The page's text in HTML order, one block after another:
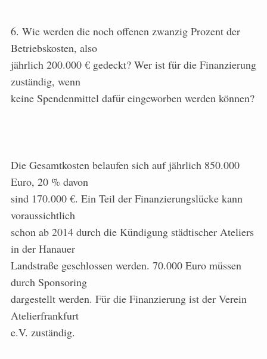
6. Wie werden die noch offenen zwanzig Prozent der
Betriebskosten, also
jährlich 200.000 € gedeckt? Wer ist für die Finanzierung
zuständig, wenn
keine Spendenmittel dafür eingeworben werden können?
Die Gesamtkosten belaufen sich auf jährlich 850.000
Euro, 20 % davon
sind 170.000 €. Ein Teil der Finanzierungslücke kann
voraussichtlich
schon ab 2014 durch die Kündigung städtischer Ateliers
in der Hanauer
Landstraße geschlossen werden. 70.000 Euro müssen
durch Sponsoring
dargestellt werden. Für die Finanzierung ist der Verein
Atelierfrankfurt
e.V. zuständig.